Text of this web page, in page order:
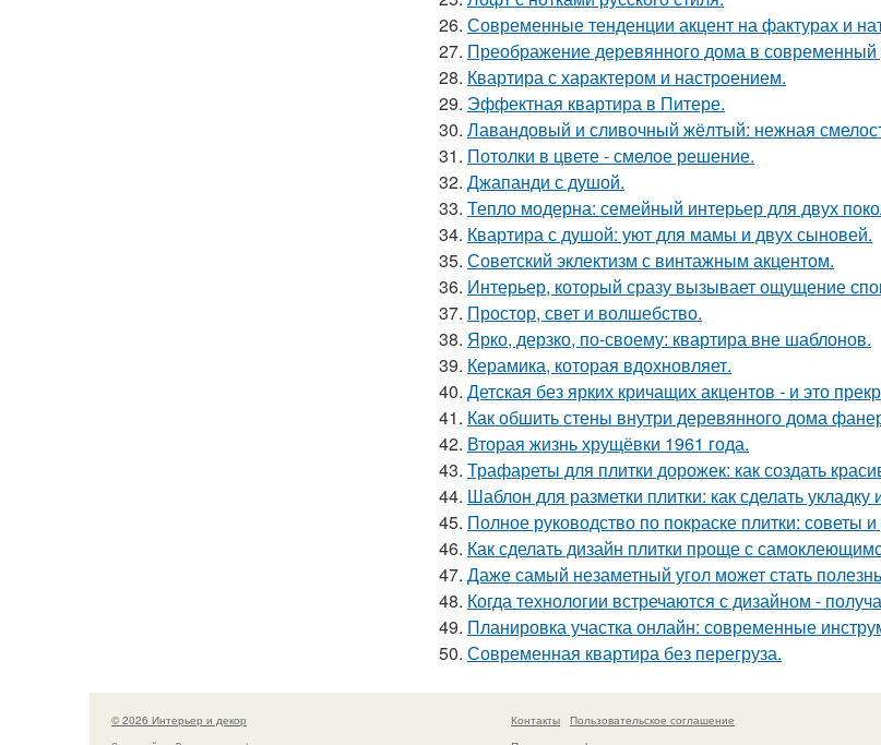
26. Современные тенденции акцент на фактурах и
27. Преображение деревянного дома в современный
28. Квартира с характером и настроением.
29. Эффектная квартира в Питере.
30. Лавандовый и сливочный жёлтый: нежная
31. Потолки в цвете - смелое решение.
32. Джапанди с душой.
33. Тепло модерна: семейный интерьер для двух
34. Квартира с душой: уют для мамы и двух сыновей.
35. Советский эклектизм с винтажным акцентом.
36. Интерьер, который сразу вызывает ощущение
37. Простор, свет и волшебство.
38. Ярко, дерзко, по-своему: квартира вне шаблонов.
39. Керамика, которая вдохновляет.
40. Детская без ярких кричащих акцентов - и это
41. Как обшить стены внутри деревянного дома
42. Вторая жизнь хрущёвки 1961 года.
43. Трафареты для плитки дорожек: как создать
44. Шаблон для разметки плитки: как сделать укладку
45. Полное руководство по покраске плитки: советы
46. Как сделать дизайн плитки проще с
47. Даже самый незаметный угол может стать
48. Когда технологии встречаются с дизайном -
49. Планировка участка онлайн: современные
50. Современная квартира без перегруза.
© 2026 Интерьер и декор Контакты
Пользовательское соглашение